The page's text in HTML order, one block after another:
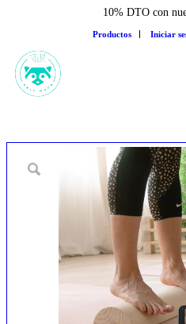
10% DTO con
Productos Iniciar